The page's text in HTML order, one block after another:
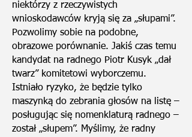
niektórzy z rzeczywistych
wnioskodawców kryją się za „słupami”.
Pozwolimy sobie na podobne,
obrazowe porównanie. Jakiś czas temu
kandydat na radnego Piotr Kusyk „dał
twarz” komitetowi wyborczemu.
Istniało ryzyko, że będzie tylko
maszynką do zebrania głosów na listę –
posługując się nomenklaturą radnego –
został „słupem”. Myślimy, że radny